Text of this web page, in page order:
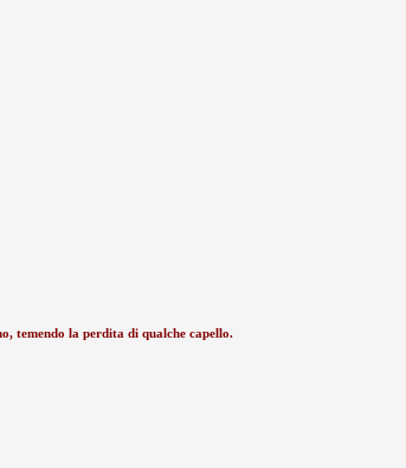
temendo la perdita di qualche capello.